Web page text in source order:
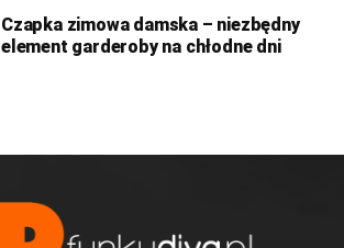
Czapka zimowa damska – niezbędny
element garderoby na chłodne dni